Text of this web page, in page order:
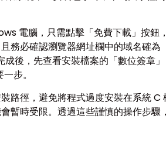
電腦，只需點擊「免費下載」按鈕
務必確認瀏覽器網址欄中的域名確為
後，先查看安裝檔案的「數位簽章
步。
路徑，避免將程式過度安裝在系統 C
暫時受限。透過這些謹慎的操作步驟